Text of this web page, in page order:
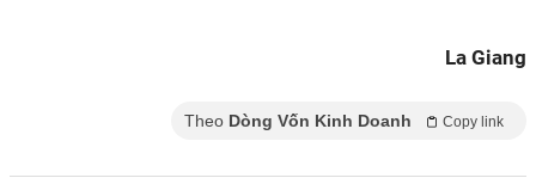
La Giang
Theo Dòng Vốn Kinh Doanh Copy link